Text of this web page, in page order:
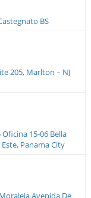
BS
205, Marlton – NJ
15-06 Bella
Este, Panama City
Avenida De